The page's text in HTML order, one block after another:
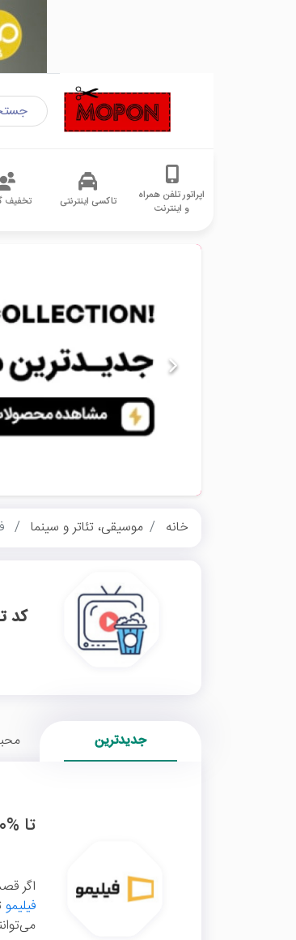
اپراتور تلفن همراه
و اینترنت
تاکسی اینترنتی تخفیف
خانه موسیقی، تئاتر و سینما
کد
جدیدترین
تا %50 کد تخفیف فیلیمو
اگر
فیلیمو